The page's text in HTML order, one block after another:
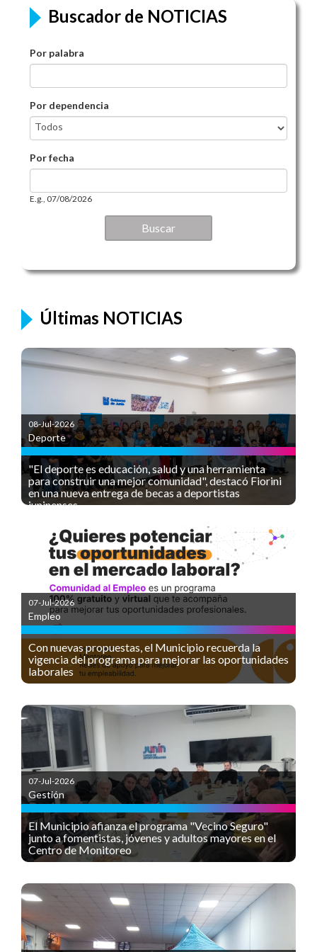
Buscador de NOTICIAS
Por palabra
Por dependencia
Por fecha
E.g., 07/08/2026
Últimas NOTICIAS
08-Jul-2026
Deporte
"El deporte es educación, salud y una herramienta
para construir una mejor comunidad", destacó Fiorini
en una nueva entrega de becas a deportistas
juninenses
07-Jul-2026
Empleo
Con nuevas propuestas, el Municipio recuerda la
vigencia del programa para mejorar las oportunidades
laborales
07-Jul-2026
Gestión
El Municipio afianza el programa "Vecino Seguro"
junto a fomentistas, jóvenes y adultos mayores en el
Centro de Monitoreo